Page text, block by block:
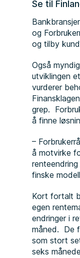
Se til
og
og tilby
Også
utviklingen
vurderer
grep.
å finne
–
å motvirke
finske
Kort fortalt
egen
endringer i
måned. De
som stort
seks